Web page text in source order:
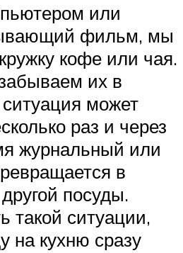
или
фильм, мы
кофе или чая.
их в
может
раз и через
журнальный или
в
посуды.
такой ситуации,
на кухню сразу